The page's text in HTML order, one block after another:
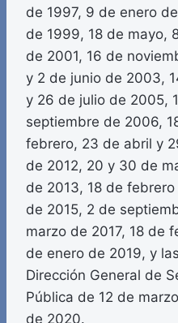
de 1997, 9 de enero
de 1999, 18 de mayo,
de 2001, 16 de
y 2 de junio de 2003,
y 26 de julio de 2005,
septiembre de 2006,
febrero, 23 de abril y
de 2012, 20 y 30 de
de 2013, 18 de
de 2015, 2 de
marzo de 2017, 18 de
de enero de 2019, y
Dirección General de
Pública de 12 de
de 2020.